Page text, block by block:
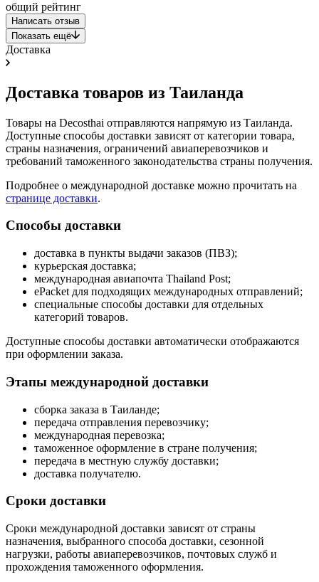
общий рейтинг
Написать отзыв
Показать ещё
Доставка
Доставка товаров из Таиланда
Товары на Decosthai отправляются напрямую из Таиланда.
Доступные способы доставки зависят от категории товара,
страны назначения, ограничений авиаперевозчиков и
требований таможенного законодательства страны получения.
Подробнее о международной доставке можно прочитать на
странице доставки.
Способы доставки
доставка в пункты выдачи заказов (ПВЗ);
курьерская доставка;
международная авиапочта Thailand Post;
ePacket для подходящих международных отправлений;
специальные способы доставки для отдельных
категорий товаров.
Доступные способы доставки автоматически отображаются
при оформлении заказа.
Этапы международной доставки
сборка заказа в Таиланде;
передача отправления перевозчику;
международная перевозка;
таможенное оформление в стране получения;
передача в местную службу доставки;
доставка получателю.
Сроки доставки
Сроки международной доставки зависят от страны
назначения, выбранного способа доставки, сезонной
нагрузки, работы авиаперевозчиков, почтовых служб и
прохождения таможенного оформления.